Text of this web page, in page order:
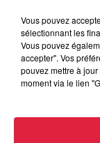
Vos places :
Vous pouvez
sélectionnant les
Vous pouvez
accepter". Vos
pouvez mettre à
moment via le lien